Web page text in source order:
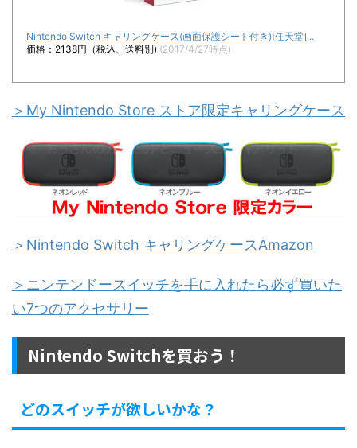
Nintendo Switch キャリングケース(画面保護シート付き)[任天堂]...
価格：2138円（税込、送料別) (2017/4/27時点)
＞My Nintendo Store ストア限定キャリングケース
＞Nintendo Switch キャリングケースAmazon
＞ニンテンドースイッチを手に入れたら必ず買いた
い7つのアクセサリー
Nintendo Switchを買おう！
どのスイッチが欲しいかな？